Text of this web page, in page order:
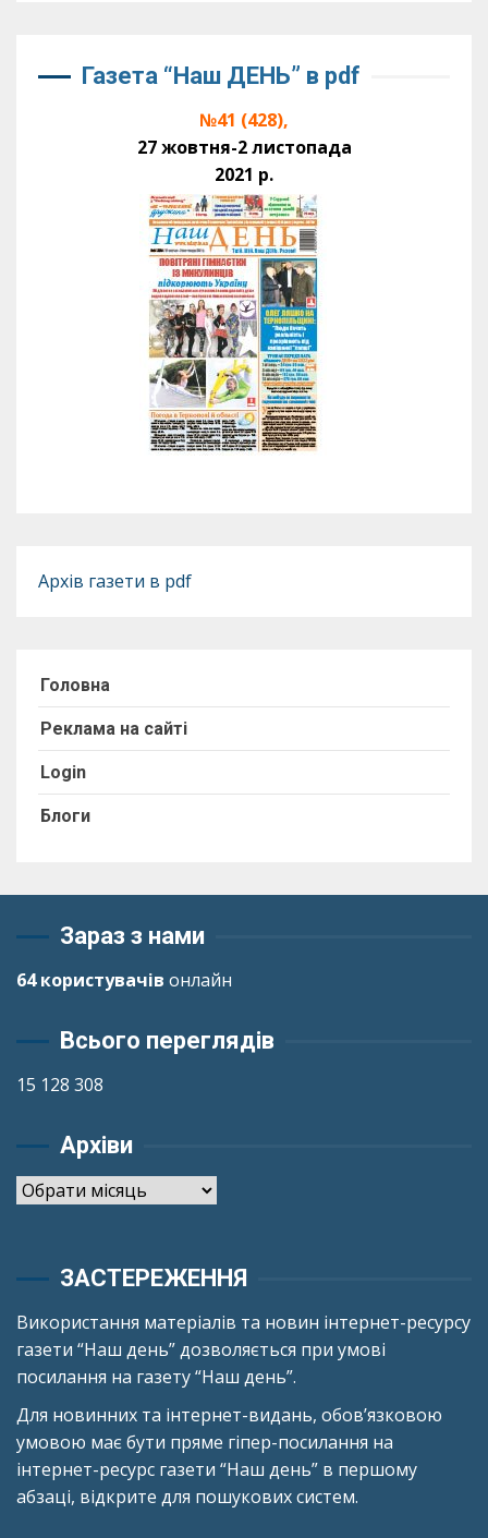
Газета “Наш ДЕНЬ” в pdf
№41 (428),
27 жовтня-2 листопада
2021 р.
Архів газети в pdf
Головна
Реклама на сайті
Login
Блоги
Зараз з нами
64 користувачів онлайн
Всього переглядів
15 128 308
Архіви
Архіви
ЗАСТЕРЕЖЕННЯ
Використання матеріалів та новин інтернет-ресурсу
газети “Наш день” дозволяється при умові
посилання на газету “Наш день”.
Для новинних та інтернет-видань, обов’язковою
умовою має бути пряме гіпер-посилання на
інтернет-ресурс газети “Наш день” в першому
абзаці, відкрите для пошукових систем.